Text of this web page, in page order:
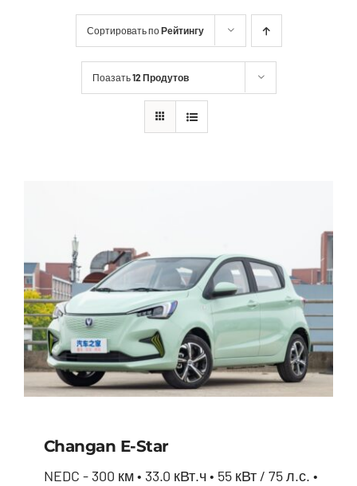
Сортировать поРейтингу
Поазать12 Продутов
Changan E-Star
NEDC - 300 км • 33.0 кВт.ч • 55 кВт / 75 л.с. •